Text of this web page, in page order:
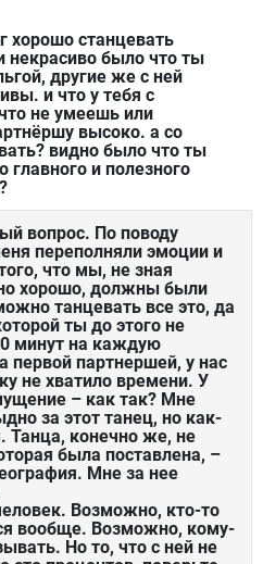
хорошо станцевать
некрасиво было что ты
другие же с ней
и что у тебя с
не умеешь или
высоко. а со
видно было что ты
главного и полезного
вопрос. По поводу
переполняли эмоции и
что мы, не зная
хорошо, должны были
танцевать все это, да
ты до этого не
минут на каждую
первой партнершей, у нас
не хватило времени. У
– как так? Мне
за этот танец, но как-
Танца, конечно же, не
была поставлена, –
Мне за нее
Возможно, кто-то
вообще. Возможно, кому-
Но то, что с ней не